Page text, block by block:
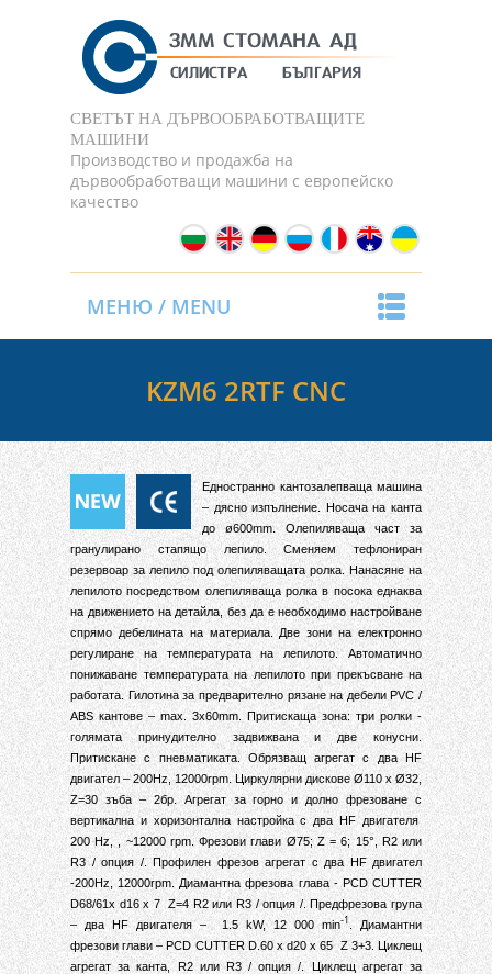
СВЕТЪТ НА ДЪРВООБРАБОТВАЩИТЕ
МАШИНИ
Производство и продажба на
дървообработващи машини с европейско
качество
МЕНЮ / MENU
KZM6 2RTF CNC
Едностранно кантозалепваща машина
– дясно изпълнение. Носача на канта
до ø600mm. Олепиляваща част за
гранулирано стапящо лепило. Сменяем тефлониран
резервоар за лепило под олепиляващата ролка. Нанасяне на
лепилото посредством олепиляваща ролка в посока еднаква
на движението на детайла, без да е необходимо настройване
спрямо дебелината на материала. Две зони на електронно
регулиране на температурата на лепилото. Автоматично
понижаване температурата на лепилото при прекъсване на
работата. Гилотина за предварително рязане на дебели PVC /
ABS кантове – max. 3x60mm. Притискаща зона: три ролки -
голямата принудително задвижвана и две конусни.
Притискане с пневматиката. Обрязващ агрегат с два HF
двигател – 200Hz, 12000rpm. Циркулярни дискове Ø110 х Ø32,
Z=30 зъба – 2бр.Агрегат за горно и долно фрезоване с
вертикална и хоризонтална настройка с два HF двигателя
200 Hz, , ~12000 rpm.Фрезови глави Ø75; Z =6; 15°, R2 или
R3 / опция /. Профилен фрезов агрегат с два HF двигател
-200Hz, 12000rpm. Диамантна фрезова глава - PCD CUTTER
D68/61x d16 x 7
Z=4 R2 или R3 / опция /. Предфрезова група
– два HF двигателя –
1.5 kW, 12 000 min-1. Диамантни
фрезови глави – PCD CUTTER D.60 x d20 x 65 Z 3+3. Циклещ
агрегат за канта, R2 или R3 / опция /. Циклещ агрегат за